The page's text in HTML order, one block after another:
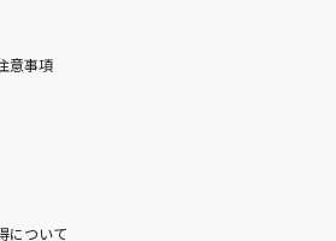
意事項
について